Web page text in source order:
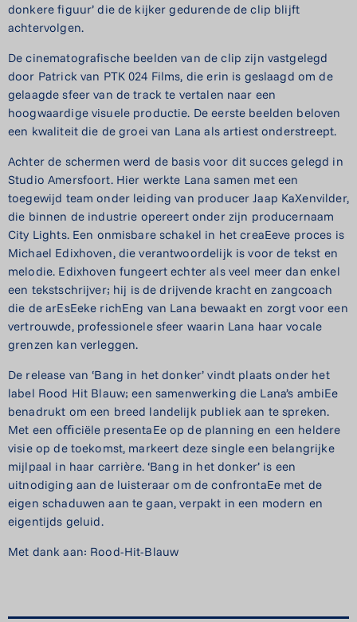
donkere figuur’ die de kijker gedurende de clip blijft
achtervolgen.
De cinematografische beelden van de clip zijn vastgelegd
door Patrick van PTK 024 Films, die erin is geslaagd om de
gelaagde sfeer van de track te vertalen naar een
hoogwaardige visuele productie. De eerste beelden beloven
een kwaliteit die de groei van Lana als artiest onderstreept.
Achter de schermen werd de basis voor dit succes gelegd in
Studio Amersfoort. Hier werkte Lana samen met een
toegewijd team onder leiding van producer Jaap KaXenvilder,
die binnen de industrie opereert onder zijn producernaam
City Lights. Een onmisbare schakel in het creaEeve proces is
Michael Edixhoven, die verantwoordelijk is voor de tekst en
melodie. Edixhoven fungeert echter als veel meer dan enkel
een tekstschrijver; hij is de drijvende kracht en zangcoach
die de arEsEeke richEng van Lana bewaakt en zorgt voor een
vertrouwde, professionele sfeer waarin Lana haar vocale
grenzen kan verleggen.
De release van ‘Bang in het donker’ vindt plaats onder het
label Rood Hit Blauw;een samenwerking die Lana’s ambiEe
benadrukt om een breed landelijk publiek aan te spreken.
Met een oﬃciële presentaEe op de planning en een heldere
visie op de toekomst, markeert deze single een belangrijke
mijlpaal in haar carrière. ‘Bang in het donker’ is een
uitnodiging aan de luisteraar om de confrontaEe met de
eigen schaduwen aan te gaan, verpakt in een modern en
eigentijds geluid.
Met dank aan: Rood-Hit-Blauw